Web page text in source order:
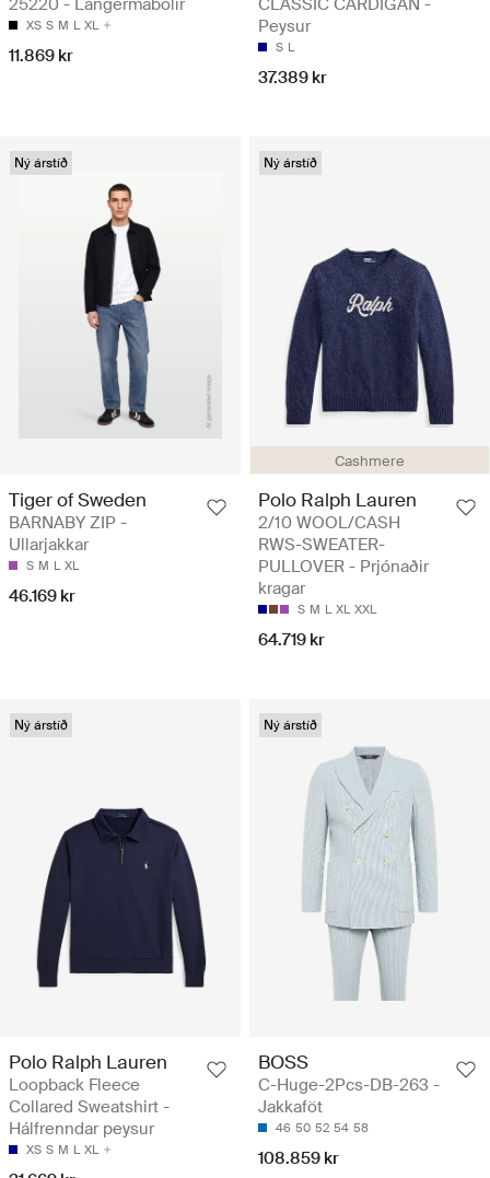
XS S M L XL
11.869 kr
Peysur
S L
37.389 kr
Ný árstíð
Tiger of Sweden
BARNABY ZIP -
Ullarjakkar
S M L XL
46.169 kr
Cashmere
Ný árstíð
Polo Ralph Lauren
2/10 WOOL/CASH
RWS-SWEATER-
PULLOVER - Prjónaðir
kragar
S M L XL XXL
64.719 kr
Ný árstíð
Polo Ralph Lauren
Loopback Fleece
Collared Sweatshirt -
Hálfrenndar peysur
XS S M L XL
Ný árstíð
BOSS
C-Huge-2Pcs-DB-263 -
Jakkaföt
46 50 52 54 58
108.859 kr